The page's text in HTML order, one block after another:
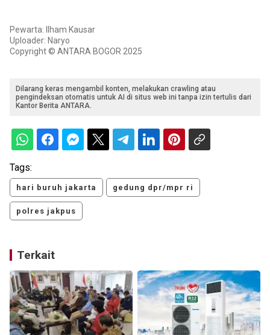
Pewarta: Ilham Kausar
Uploader: Naryo
Copyright © ANTARA BOGOR 2025
Dilarang keras mengambil konten, melakukan crawling atau
pengindeksan otomatis untuk AI di situs web ini tanpa izin tertulis dari
Kantor Berita ANTARA.
Tags:
hari buruh jakarta gedung dpr/mpr ri
polres jakpus
Terkait